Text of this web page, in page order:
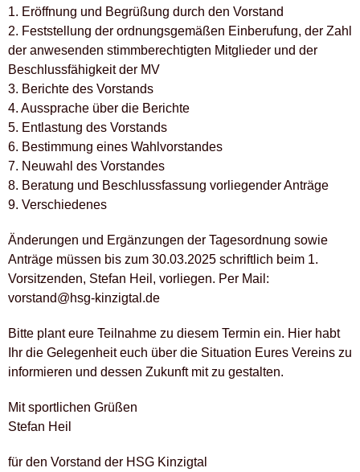
1. Eröffnung und Begrüßung durch den Vorstand
2. Feststellung der ordnungsgemäßen Einberufung, der Zahl
der anwesenden stimmberechtigten Mitglieder und der
Beschlussfähigkeit der MV
3. Berichte des Vorstands
4. Aussprache über die Berichte
5. Entlastung des Vorstands
6. Bestimmung eines Wahlvorstandes
7. Neuwahl des Vorstandes
8. Beratung und Beschlussfassung vorliegender Anträge
9. Verschiedenes
Änderungen und Ergänzungen der Tagesordnung sowie
Anträge müssen bis zum 30.03.2025 schriftlich beim 1.
Vorsitzenden, Stefan Heil, vorliegen. Per Mail:
vorstand@hsg-kinzigtal.de
Bitte plant eure Teilnahme zu diesem Termin ein. Hier habt
Ihr die Gelegenheit euch über die Situation Eures Vereins zu
informieren und dessen Zukunft mit zu gestalten.
Mit sportlichen Grüßen
Stefan Heil
für den Vorstand der HSG Kinzigtal